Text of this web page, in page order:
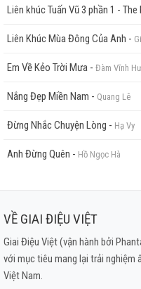
Liên khúc Tuấn Vũ 3 phần 1 -
Liên Khúc Mùa Đông Của Anh -
Em Về Kẻo Trời Mưa - Đàm Vĩnh
Nắng Đẹp Miền Nam - Quang Lê
Đừng Nhắc Chuyện Lòng - Hạ Vy
Anh Đừng Quên - Hồ Ngọc Hà
VỀ GIAI ĐIỆU VIỆT
Giai Điệu Việt (vận hành bởi
với mục tiêu mang lại trải
Việt Nam.